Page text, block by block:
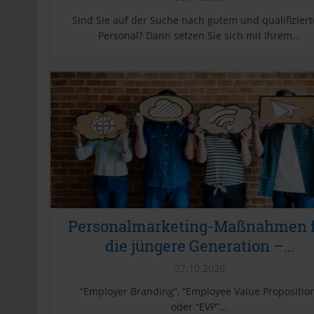
Sind Sie auf der Suche nach gutem und
Personal? Dann setzen Sie sich mit Ihrem...
Personalmarketing-Maßnahmen
die jüngere Generation –...
27.10.2020
“Employer Branding”, “Employee Value
oder “EVP”...